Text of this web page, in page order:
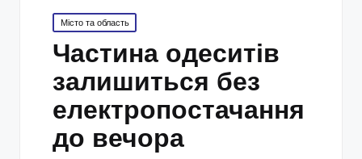
Posted
in
Місто та область
Частина одеситів
залишиться без
електропостачання
до вечора